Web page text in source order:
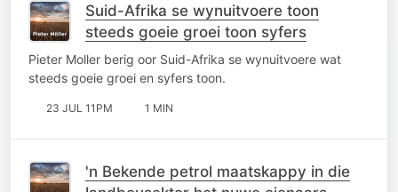
Suid-Afrika se wynuitvoere toon
steeds goeie groei toon syfers
Pieter Moller berig oor Suid-Afrika se wynuitvoere wat
steeds goeie groei en syfers toon.
23 JUL 11PM 1 MIN
'n Bekende petrol maatskappy in die